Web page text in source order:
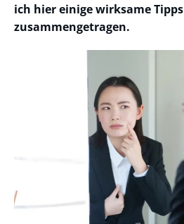
ich hier einige wirksame Tipps
zusammengetragen.